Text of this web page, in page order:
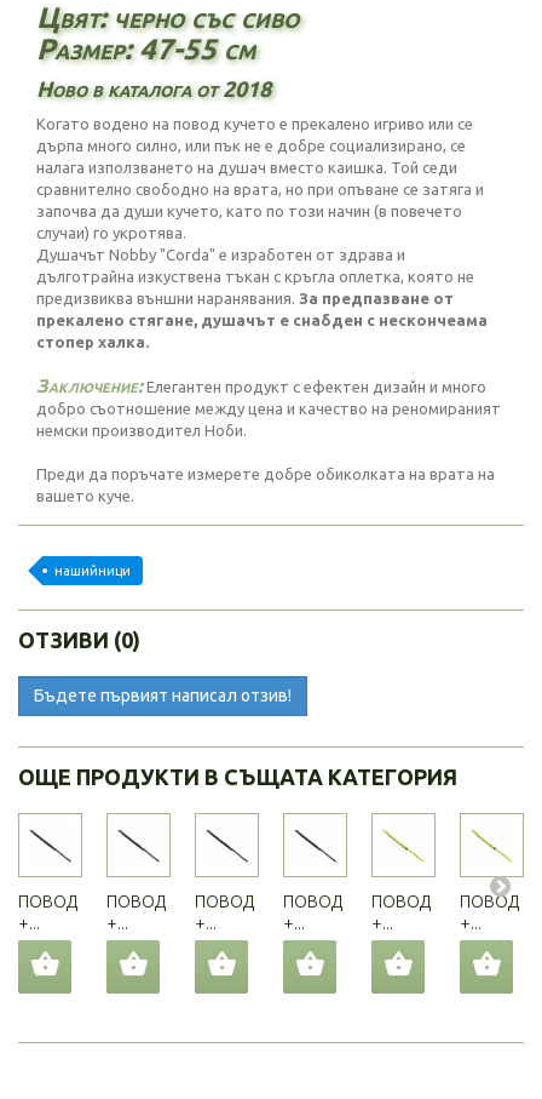
Цвят: черно със сиво
Размер: 47-55 см
Ново в каталога от 2018
Когато водено на повод кучето е прекалено игриво или се
дърпа много силно, или пък не е добре социализирано, се
налага използването на душач вместо каишка. Той седи
сравнително свободно на врата, но при опъване се затяга и
започва да души кучето, като по този начин (в повечето
случаи) го укротява.
Душачът Nobby "Corda" е изработен от здрава и
дълготрайна изкуствена тъкан с кръгла оплетка, която не
предизвиква външни наранявания. За предпазване от
прекалено стягане, душачът е снабден с нескончеама
стопер халка.
Заключение:Елегантен продукт с ефектен дизайн и много
добро съотношение между цена и качество на реномираният
немски производител Ноби.
Преди да поръчате измерете добре обиколката на врата на
вашето куче.
нашийници
ОТЗИВИ (0)
Бъдете първият написал отзив!
ОЩЕ ПРОДУКТИ В СЪЩАТА КАТЕГОРИЯ
ПОВОД
+...
ПОВОД
+...
ПОВОД
+...
ПОВОД
+...
ПОВОД
+...
ПОВОД
+...